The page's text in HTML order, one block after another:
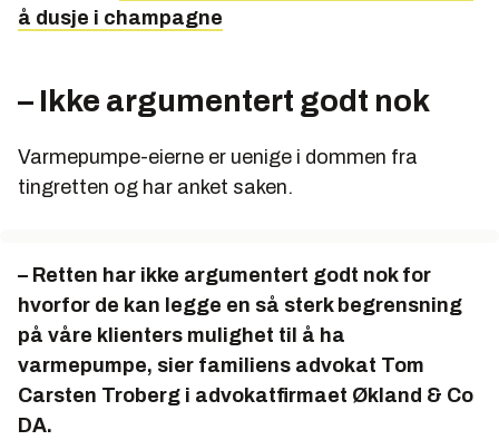
å dusje i champagne
– Ikke argumentert godt nok
Varmepumpe-eierne er uenige i dommen fra
tingretten og har anket saken.
– Retten har ikke argumentert godt nok for
hvorfor de kan legge en så sterk begrensning
på våre klienters mulighet til å ha
varmepumpe, sier familiens advokat Tom
Carsten Troberg i advokatfirmaet Økland & Co
DA.